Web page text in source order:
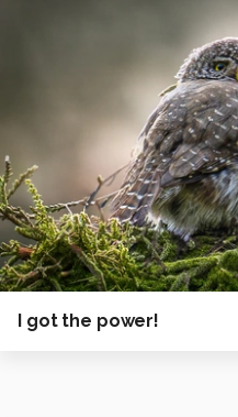
I got the power!